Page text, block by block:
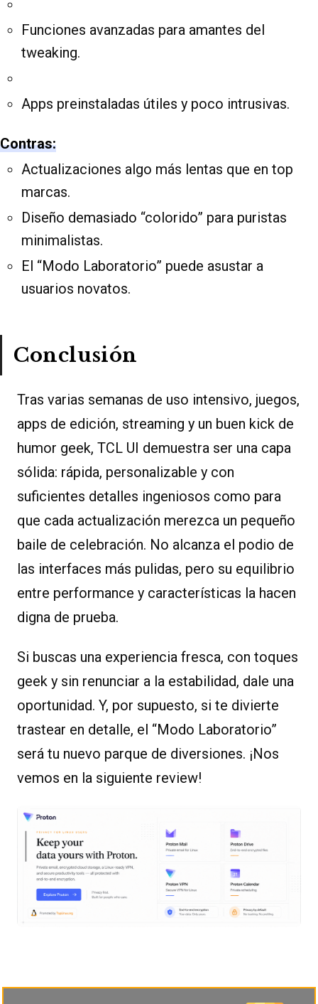
Funciones avanzadas para amantes del
tweaking.
Apps preinstaladas útiles y poco intrusivas.
Contras:
Actualizaciones algo más lentas que en top
marcas.
Diseño demasiado “colorido” para puristas
minimalistas.
El “Modo Laboratorio” puede asustar a
usuarios novatos.
Conclusión
Tras varias semanas de uso intensivo, juegos,
apps de edición, streaming y un buen kick de
humor geek, TCL UI demuestra ser una capa
sólida: rápida, personalizable y con
suficientes detalles ingeniosos como para
que cada actualización merezca un pequeño
baile de celebración. No alcanza el podio de
las interfaces más pulidas, pero su equilibrio
entre performance y características la hacen
digna de prueba.
Si buscas una experiencia fresca, con toques
geek y sin renunciar a la estabilidad, dale una
oportunidad. Y, por supuesto, si te divierte
trastear en detalle, el “Modo Laboratorio”
será tu nuevo parque de diversiones. ¡Nos
vemos en la siguiente review!